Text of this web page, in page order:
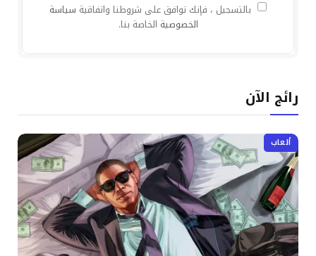
بالتسجيل ، فإنك توافق على شروطنا واتفاقية سياسة
الخصوصية الخاصة بنا.
رائج الآن
ألعاب